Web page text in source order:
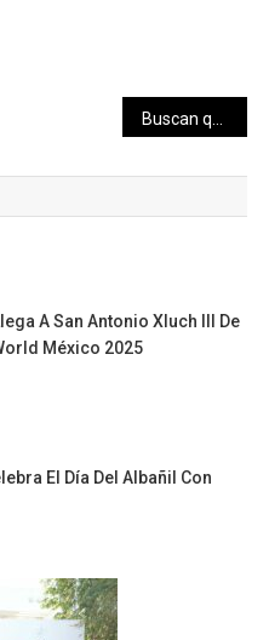
A San Antonio Xluch III De
México 2025
El Día Del Albañil Con